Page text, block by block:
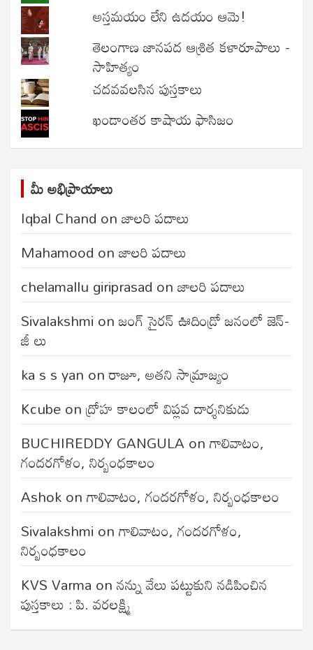
అస్తమయం లేని ఉదయం ఆమె!
తెలంగాణ జానపద ఆశ్రిత కళారూపాలు -
సాహిత్యం
చదవవలసిన పుస్తకాలు
ఖండాంతర కాషాయ ఫాసిజం
మీ అభిప్రాయాలు
Iqbal Chand onజాలరి పదాలు
Mahamood onజాలరి పదాలు
chelamallu giriprasad onజాలరి పదాలు
Sivalakshmi onజంగ్‌ సైరన్‌ ఊదిండ్రో జనంలో జెన్-
జీ లు
ka s s yan onరాజూ, అతని సామ్రాజ్యం
Kcubeonద్రోహ కాలంలో విప్లవ దార్శనికుడు
BUCHIREDDY GANGULA onగాలివాటం,
గందరగోళం, నిర్బంధకాలం
Ashokonగాలివాటం, గందరగోళం, నిర్బంధకాలం
Sivalakshmi onగాలివాటం, గందరగోళం,
నిర్బంధకాలం
KVS Varma onనన్ను వేలు పట్టుకుని నడిపించిన
పుస్తకాలు : పి. వరలక్ష్మి